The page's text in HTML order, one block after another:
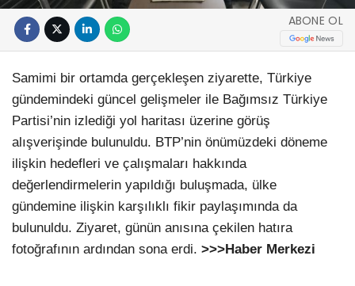
ABONE OL
Samimi bir ortamda gerçekleşen ziyarette, Türkiye
gündemindeki güncel gelişmeler ile Bağımsız Türkiye
Partisi’nin izlediği yol haritası üzerine görüş
alışverişinde bulunuldu. BTP’nin önümüzdeki döneme
ilişkin hedefleri ve çalışmaları hakkında
değerlendirmelerin yapıldığı buluşmada, ülke
gündemine ilişkin karşılıklı fikir paylaşımında da
bulunuldu. Ziyaret, günün anısına çekilen hatıra
fotoğrafının ardından sona erdi. >>>Haber Merkezi